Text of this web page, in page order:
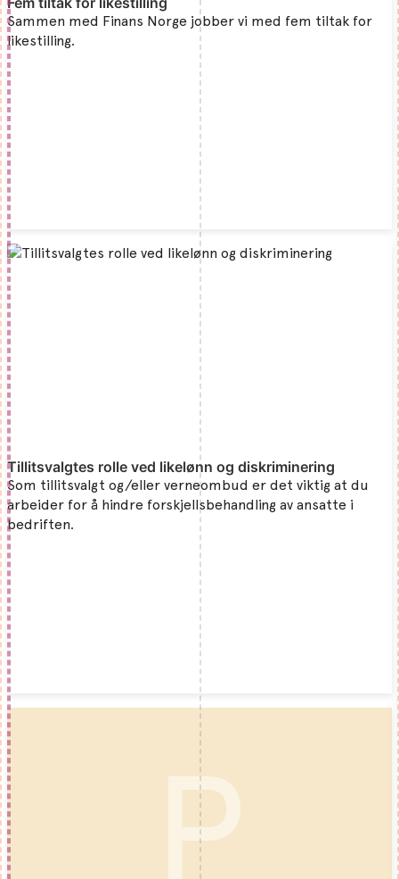
Sammen med Finans Norge jobber vi med fem tiltak for
likestilling.
Tillitsvalgtes rolle ved likelønn og diskriminering
Som tillitsvalgt og/eller verneombud er det viktig at du
arbeider for å hindre forskjellsbehandling av ansatte i
bedriften.
P